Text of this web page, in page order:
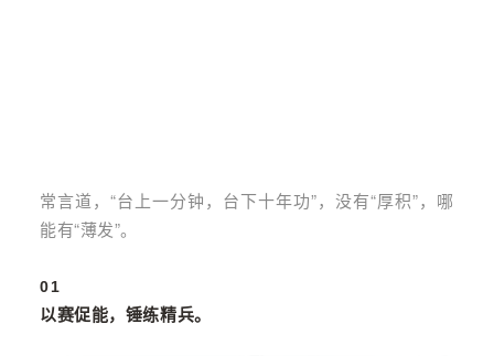
常言道，“台上一分钟，台下十年功”，没有“厚积”，哪
能有“薄发”。
01
以赛促能，锤练精兵。